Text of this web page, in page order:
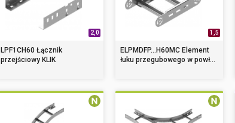
2,0
LPF1CH60 Łącznik
przejściowy KLIK
1,5
ELPMDFP...H60MC Element
łuku przegubowego w powł...